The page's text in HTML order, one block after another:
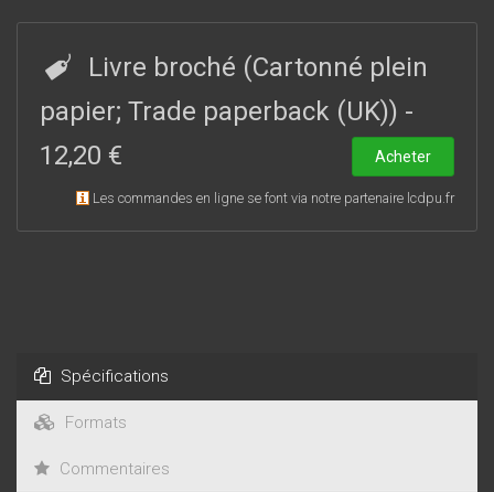
affaires qui portent atteinte à l’autonomie de l’Irlande, l’auteur
conteste au Parlement d’Angleterre le droit de légiférer pour
l’Irlande au motif que l’Irlande est un royaume séparé, qu’elle
a son propre Parlement et n’est pas représentée au
Parlement d’Angleterre. La théorie selon laquelle l’Irlande était
sujette du roi d’Angleterre et non du Parlement n’était pas
facile à concilier avec la situation nouvelle créée par la
Révolution de 1688-1689 qui établissait le Parlement, et non le
Livre broché (Cartonné plein
papier; Trade paperback (UK)) -
12,20 €
Acheter
Les commandes en ligne se font via notre partenaire lcdpu.fr
Spécifications
Formats
Commentaires